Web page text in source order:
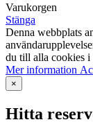
Varukorgen
Stänga
Denna webbplats
du till alla cookies i
Mer information
×
Hitta